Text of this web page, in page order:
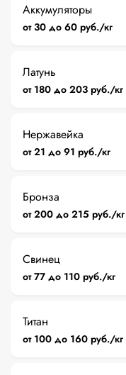
Аккумуляторы
от 30 до 60 руб./кг
Латунь
от 180 до 203 руб./кг
Нержавейка
от 21 до 91 руб./кг
Бронза
от 200 до 215 руб./кг
Свинец
от 77 до 110 руб./кг
Титан
от 100 до 160 руб./кг